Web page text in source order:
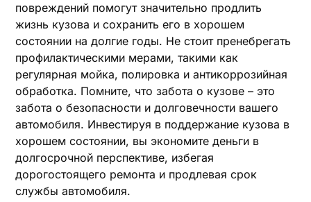
повреждений помогут значительно продлить
жизнь кузова и сохранить его в хорошем
состоянии на долгие годы. Не стоит пренебрегать
профилактическими мерами, такими как
регулярная мойка, полировка и антикоррозийная
обработка. Помните, что забота о кузове – это
забота о безопасности и долговечности вашего
автомобиля. Инвестируя в поддержание кузова в
хорошем состоянии, вы экономите деньги в
долгосрочной перспективе, избегая
дорогостоящего ремонта и продлевая срок
службы автомобиля.